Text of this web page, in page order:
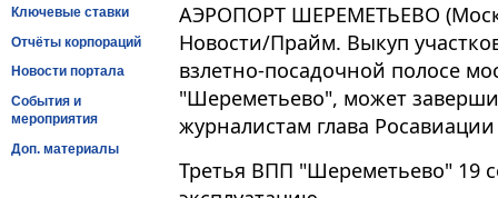
Ключевые ставки
Отчёты корпораций
Новости портала
События и
мероприятия
Доп. материалы
АЭРОПОРТ ШЕРЕМЕТЬЕВО
Новости/Прайм. Выкуп
взлетно-посадочной полосе
"Шереметьево", может
журналистам глава
Третья ВПП "Шереметьево" 19